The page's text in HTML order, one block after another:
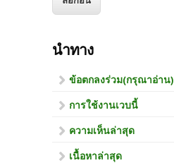
นำทาง
ข้อตกลงร่วม(กรุณาอ่าน)
การใช้งานเวบนี้
ความเห็นล่าสุด
เนื้อหาล่าสุด